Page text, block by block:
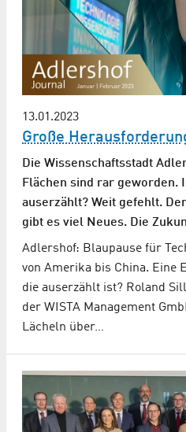
13.01.2023
Große
Die Wissenschaftsstadt
Flächen sind rar geworden.
auserzählt? Weit gefehlt.
gibt es viel Neues. Die
Adlershof: Blaupause für
von Amerika bis China. Eine
die auserzählt ist? Roland
der WISTA Management
Lächeln über…